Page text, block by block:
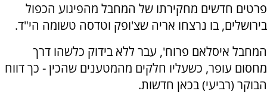
פרטים חדשים מחקירתו של המחבל מהפיגוע הכפול
בירושלים, בו נרצחו אריה שצ'ופק וטדסה טשומה הי"ד.
המחבל איסלאם פרוח', עבר ללא בידוק כלשהו דרך
מחסום עופר, כשעליו חלקים מהמטענים שהכין - כך דווח
הבוקר (רביעי) בכאן חדשות.